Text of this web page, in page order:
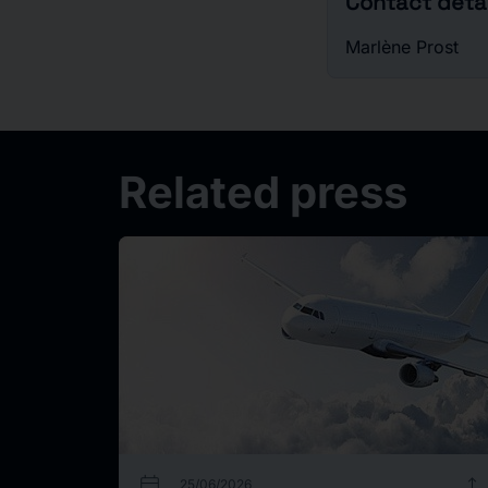
Marlène Prost
Related press
25/06/2026